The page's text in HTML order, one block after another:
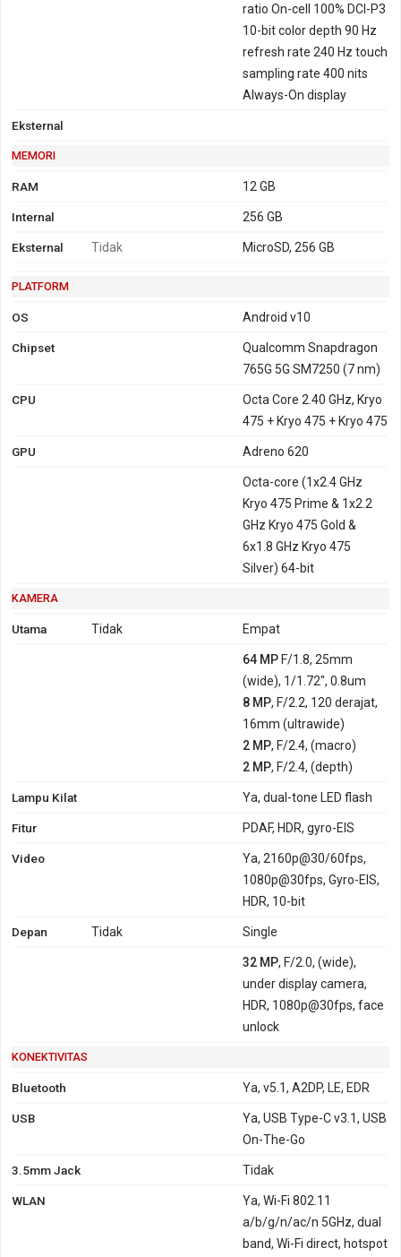
ratio On-cell 100% DCI-P3
10-bit color depth 90 Hz
refresh rate 240 Hz touch
sampling rate 400 nits
Always-On display
Eksternal
MEMORI
RAM 12 GB
Internal 256 GB
Eksternal Tidak MicroSD, 256 GB
PLATFORM
OS Android v10
Chipset
Qualcomm Snapdragon
765G 5G SM7250 (7 nm)
CPU
Octa Core 2.40 GHz, Kryo
475 + Kryo 475 + Kryo 475
GPU Adreno 620
Octa-core (1x2.4 GHz
Kryo 475 Prime & 1x2.2
GHz Kryo 475 Gold &
6x1.8 GHz Kryo 475
Silver) 64-bit
KAMERA
Utama Tidak Empat
64 MPF/1.8, 25mm
(wide), 1/1.72", 0.8um
8 MP, F/2.2, 120 derajat,
16mm (ultrawide)
2 MP, F/2.4, (macro)
2 MP, F/2.4, (depth)
Lampu Kilat Ya, dual-tone LED flash
Fitur PDAF, HDR, gyro-EIS
Video
Ya, 2160p@30/60fps,
1080p@30fps, Gyro-EIS,
HDR, 10-bit
Depan Tidak Single
32 MP, F/2.0, (wide),
under display camera,
HDR, 1080p@30fps, face
unlock
KONEKTIVITAS
Bluetooth Ya, v5.1, A2DP, LE, EDR
USB
Ya, USB Type-C v3.1, USB
On-The-Go
3.5mm Jack Tidak
WLAN
Ya, Wi-Fi 802.11
a/b/g/n/ac/n 5GHz, dual
band, Wi-Fi direct, hotspot